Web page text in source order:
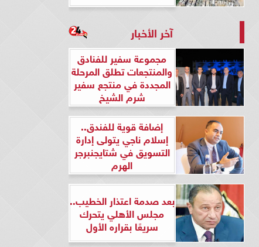
آخر الأخبار
مجموعة سفير للفنادق
والمنتجعات تطلق المرحلة
المجددة في منتجع سفير
شرم الشيخ
إضافة قوية للفندق..
إسلام ناجي يتولى إدارة
التسويق في شتايجنبرجر
الهرم
بعد صدمة اعتذار الخطيب..
مجلس الأهلي يتحرك
سريعًا بقراره الأول